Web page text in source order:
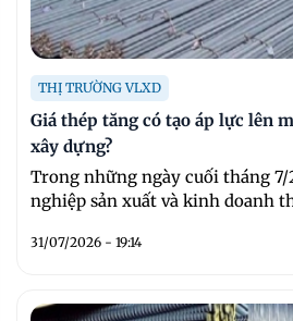
THỊ TRƯỜNG VLXD
Giá thép tăng có tạo áp lực lên
xây dựng?
Trong những ngày cuối tháng
nghiệp sản xuất và kinh doanh
31/07/2026 - 19:14